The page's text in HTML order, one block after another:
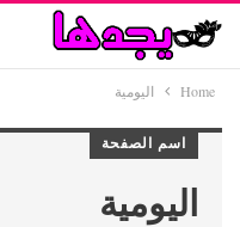
Home اليومية
اسم الصفحة
اليومية